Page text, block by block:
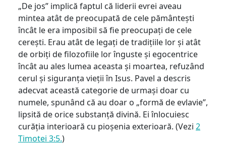
„De jos” implică faptul că liderii evrei aveau
mintea atât de preocupată de cele pământești
încât le era imposibil să fie preocupați de cele
cerești. Erau atât de legați de tradițiile lor și atât
de orbiți de filozofiile lor înguste și egocentrice
încât au ales lumea aceasta și moartea, refuzând
cerul și siguranța vieții în Isus. Pavel a descris
adecvat această categorie de urmași doar cu
numele, spunând că au doar o „formă de evlavie”,
lipsită de orice substanță divină. Ei înlocuiesc
curăția interioară cu pioșenia exterioară. (Vezi 2
Timotei 3:5.)